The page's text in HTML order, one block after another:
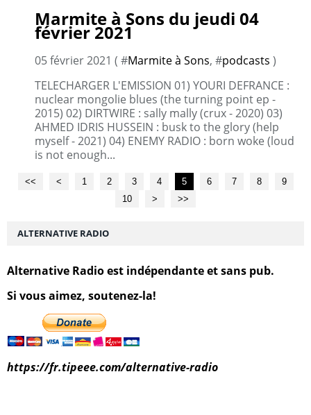
Marmite à Sons du jeudi 04
février 2021
05 février 2021 ( #Marmite à Sons, #podcasts )
TELECHARGER L'EMISSION 01) YOURI DEFRANCE :
nuclear mongolie blues (the turning point ep -
2015) 02) DIRTWIRE : sally mally (crux - 2020) 03)
AHMED IDRIS HUSSEIN : busk to the glory (help
myself - 2021) 04) ENEMY RADIO : born woke (loud
is not enough...
<< < 1 2 3 4 5 6 7 8
9
10
20
30
> >>
ALTERNATIVE RADIO
Alternative Radio est indépendante et sans pub.
Si vous aimez, soutenez-la!
https://fr.tipeee.com/alternative-radio